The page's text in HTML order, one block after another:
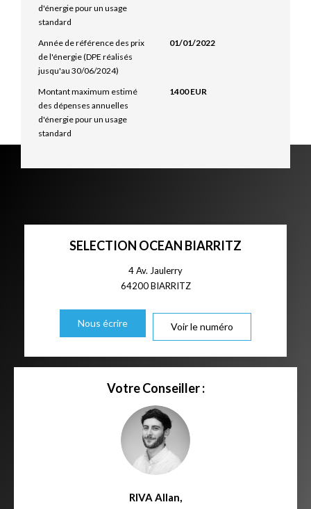
d'énergie pour un usage
standard
Année de référence des prix
de l'énergie (DPE réalisés
jusqu'au 30/06/2024)
01/01/2022
Montant maximum estimé
des dépenses annuelles
d'énergie pour un usage
standard
1400 EUR
SELECTION OCEAN BIARRITZ
4 Av. Jaulerry
64200BIARRITZ
Nous écrire Voir le numéro
Votre Conseiller :
RIVA Allan,